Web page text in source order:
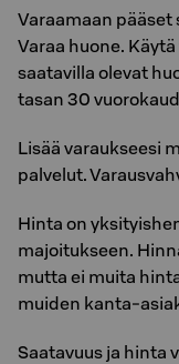
Varaamaan
Varaa huone.
saatavilla olevat
tasan 30
Lisää varaukseesi
palvelut.
Hinta on
majoitukseen.
mutta ei muita
muiden kanta-
Saatavuus ja hinta